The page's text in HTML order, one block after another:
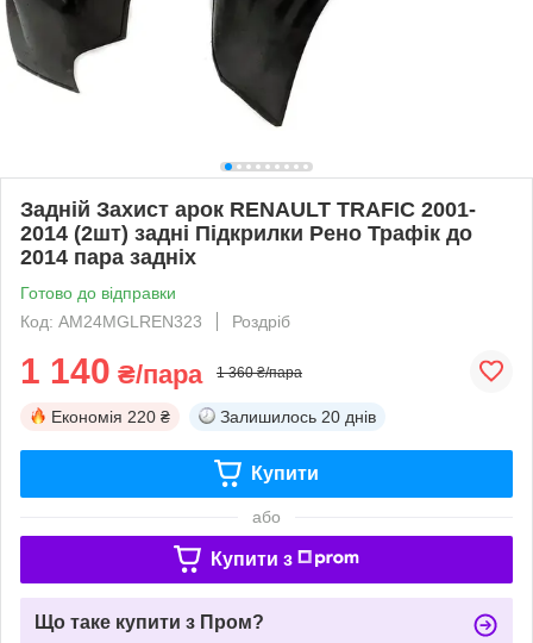
Задній Захист арок RENAULT TRAFIC 2001-
2014 (2шт) задні Підкрилки Рено Трафік до
2014 пара задніх
Готово до відправки
Код: AM24MGLREN323
Роздріб
1 140 ₴/пара 1 360 ₴/пара
Економія 220 ₴ Залишилось 20 днів
Купити
або
Купити з
Що таке купити з Пром?